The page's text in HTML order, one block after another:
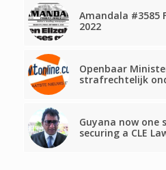
Amandala #3585
2022
Openbaar
strafrechtelijk
Guyana now one
securing a CLE